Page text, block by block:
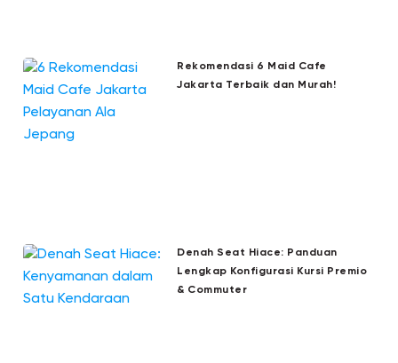
Rekomendasi 6 Maid Cafe
Jakarta Terbaik dan Murah!
Denah Seat Hiace: Panduan
Lengkap Konfigurasi Kursi Premio
& Commuter